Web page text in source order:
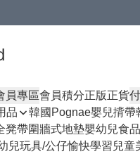
員專區會員積分正版正貨
品
韓國Pognae嬰兒揹帶
凳帶圍牆式地墊嬰幼兒食品
兒玩具/公仔愉快學習兒童